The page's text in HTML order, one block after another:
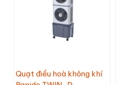
Quạt điều hoà không khí